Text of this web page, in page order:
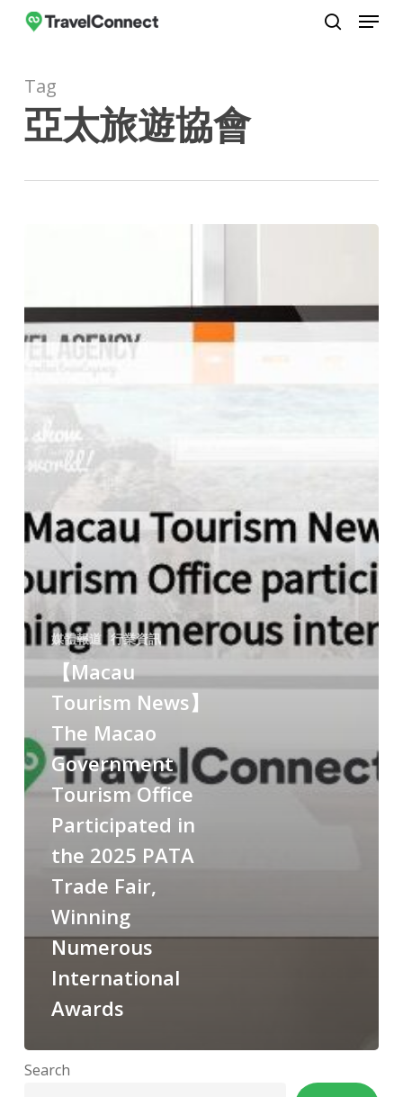
Skip
content
Menu
Tag
亞太旅遊協會
媒體報道 行業資訊
【Macau
Tourism News】
The Macao
Government
Tourism Office
Participated in
the 2025 PATA
Trade Fair,
Winning
Numerous
International
Awards
Search